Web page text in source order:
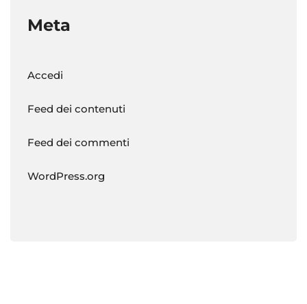
Meta
Accedi
Feed dei contenuti
Feed dei commenti
WordPress.org